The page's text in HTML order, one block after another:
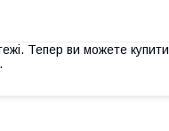
Тепер ви можете купити